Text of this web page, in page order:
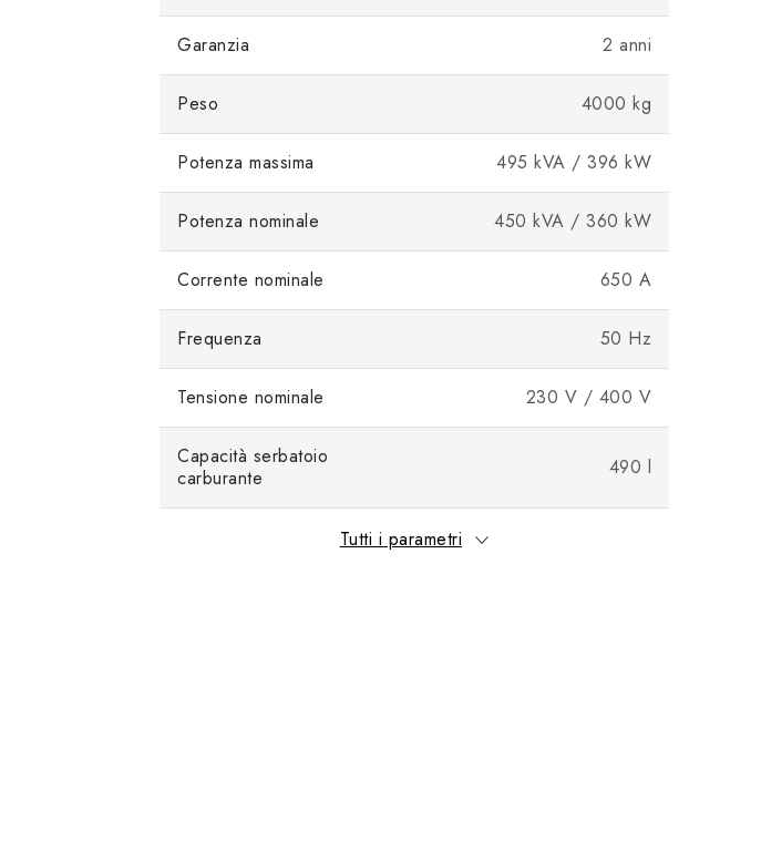
Garanzia 2 anni
Peso 4000 kg
Potenza massima 495 kVA / 396 kW
Potenza nominale 450 kVA / 360 kW
Corrente nominale 650 A
Frequenza 50 Hz
Tensione nominale 230 V / 400 V
Capacità serbatoio
carburante
490 l
Tutti i parametri